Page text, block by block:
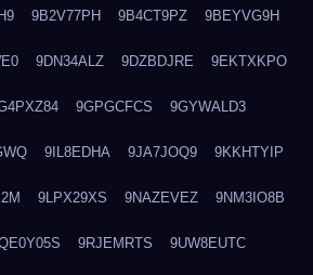
9B2V77PH 9B4CT9PZ 9BEYVG9H
9DN34ALZ 9DZBDJRE 9EKTXKPO
9GPGCFCS 9GYWALD3
9IL8EDHA 9JA7JOQ9 9KKHTYIP
9LPX29XS 9NAZEVEZ 9NM3IO8B
9RJEMRTS 9UW8EUTC